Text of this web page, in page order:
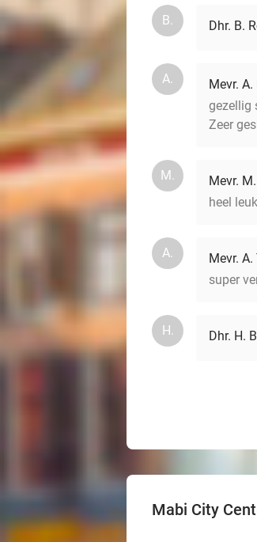
B. Dhr. B.
A.
Mevr.
gezellig
Zeer
M.
Mevr.
heel
A.
Mevr.
super
H. Dhr. H.
Mabi City